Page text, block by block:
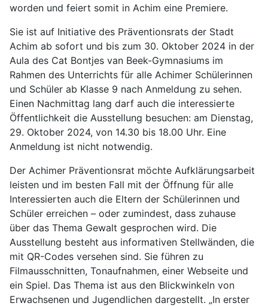
worden und feiert somit in Achim eine Premiere.
Sie ist auf Initiative des Präventionsrats der Stadt
Achim ab sofort und bis zum 30. Oktober 2024 in der
Aula des Cat Bontjes van Beek-Gymnasiums im
Rahmen des Unterrichts für alle Achimer Schülerinnen
und Schüler ab Klasse 9 nach Anmeldung zu sehen.
Einen Nachmittag lang darf auch die interessierte
Öffentlichkeit die Ausstellung besuchen: am Dienstag,
29. Oktober 2024, von 14.30 bis 18.00 Uhr. Eine
Anmeldung ist nicht notwendig.
Der Achimer Präventionsrat möchte Aufklärungsarbeit
leisten und im besten Fall mit der Öffnung für alle
Interessierten auch die Eltern der Schülerinnen und
Schüler erreichen – oder zumindest, dass zuhause
über das Thema Gewalt gesprochen wird. Die
Ausstellung besteht aus informativen Stellwänden, die
mit QR-Codes versehen sind. Sie führen zu
Filmausschnitten, Tonaufnahmen, einer Webseite und
ein Spiel. Das Thema ist aus den Blickwinkeln von
Erwachsenen und Jugendlichen dargestellt. „In erster